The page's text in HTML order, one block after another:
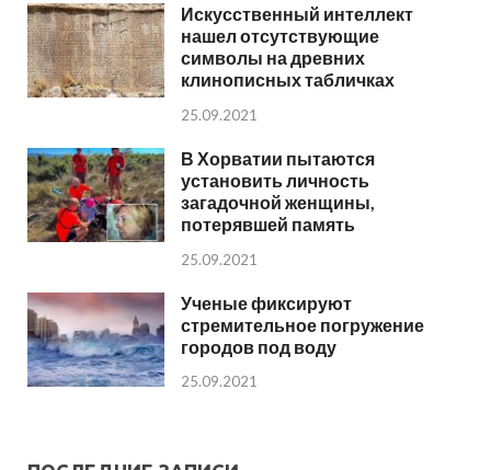
Искусственный интеллект
нашел отсутствующие
символы на древних
клинописных табличках
25.09.2021
В Хорватии пытаются
установить личность
загадочной женщины,
потерявшей память
25.09.2021
Ученые фиксируют
стремительное погружение
городов под воду
25.09.2021